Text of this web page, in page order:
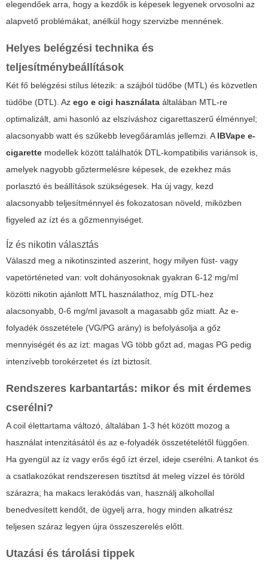
elegendőek arra, hogy a kezdők is képesek legyenek orvosolni az
alapvető problémákat, anélkül hogy szervizbe mennének.
Helyes belégzési technika és
teljesítménybeállítások
Két fő belégzési stílus létezik: a szájból tüdőbe (MTL) és közvetlen
tüdőbe (DTL). Az ego e cigi használata általában MTL-re
optimalizált, ami hasonló az elszíváshoz cigarettaszerű élménnyel;
alacsonyabb watt és szűkebb levegőáramlás jellemzi. AIBVape e-
cigarette modellek között találhatók DTL-kompatibilis variánsok is,
amelyek nagyobb gőztermelésre képesek, de ezekhez más
porlasztó és beállítások szükségesek. Ha új vagy, kezd
alacsonyabb teljesítménnyel és fokozatosan növeld, miközben
figyeled az ízt és a gőzmennyiséget.
Íz és nikotin választás
Válaszd meg a nikotinszinted aszerint, hogy milyen füst- vagy
vapetörténeted van: volt dohányosoknak gyakran 6-12 mg/ml
közötti nikotin ajánlott MTL használathoz, míg DTL-hez
alacsonyabb, 0-6 mg/ml javasolt a magasabb gőz miatt. Az e-
folyadék összetétele (VG/PG arány) is befolyásolja a gőz
mennyiségét és az ízt: magas VG több gőzt ad, magas PG pedig
intenzívebb torokérzetet és ízt biztosít.
Rendszeres karbantartás: mikor és mit érdemes
cserélni?
A coil élettartama változó, általában 1-3 hét között mozog a
használat intenzitásától és az e-folyadék összetételétől függően.
Ha gyengül az íz vagy erős égő ízt érzel, ideje cserélni. A tankot és
a csatlakozókat rendszeresen tisztítsd át meleg vízzel és töröld
szárazra; ha makacs lerakódás van, használj alkohollal
benedvesített kendőt, de ügyelj arra, hogy minden alkatrész
teljesen száraz legyen újra összeszerelés előtt.
Utazási és tárolási tippek